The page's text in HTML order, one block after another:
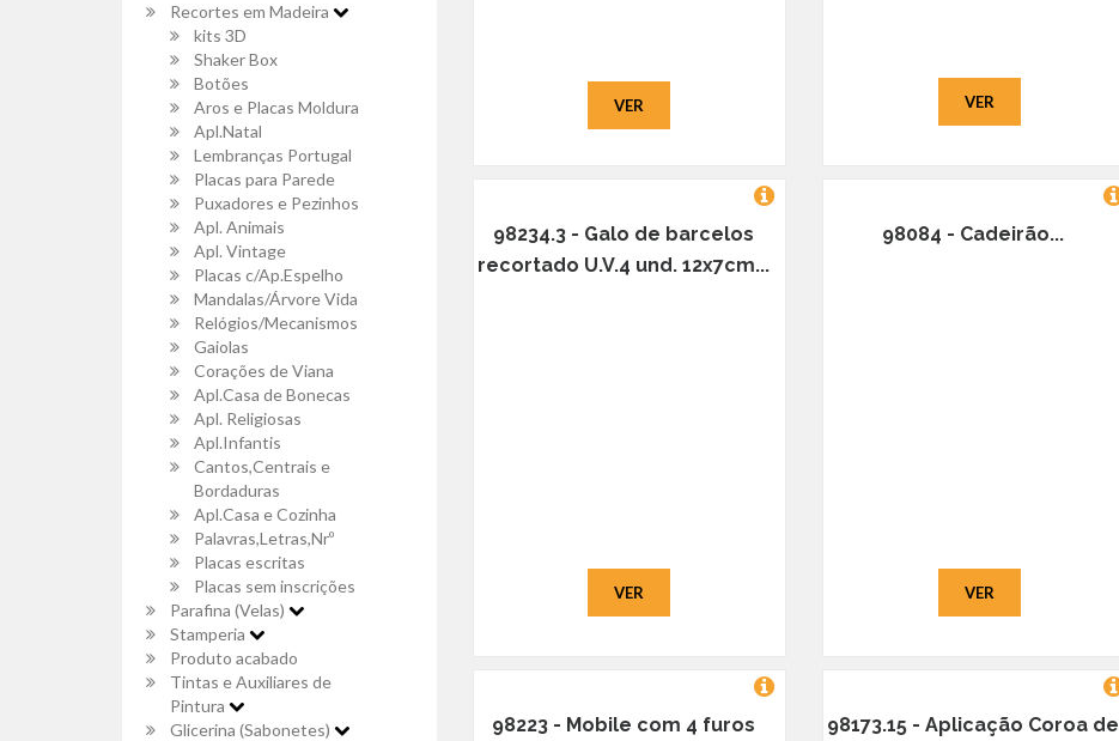
Recortes em Madeira
kits 3D
Shaker Box
Botões
Aros e Placas Moldura
Apl.Natal
Lembranças Portugal
Placas para Parede
Puxadores e Pezinhos
Apl. Animais
Apl. Vintage
Placas c/Ap.Espelho
Mandalas/Árvore Vida
Relógios/Mecanismos
Gaiolas
Corações de Viana
Apl.Casa de Bonecas
Apl. Religiosas
Apl.Infantis
Cantos,Centrais e
Bordaduras
Apl.Casa e Cozinha
Palavras,Letras,Nrº
Placas escritas
Placas sem inscrições
Parafina (Velas)
Stamperia
Produto acabado
Tintas e Auxiliares de
Pintura
Glicerina (Sabonetes)
VER VER
98234.3 - Galo de barcelos
recortado U.V.4 und. 12x7cm...
VER
98084 - Cadeirão...
VER
98223 - Mobile com 4 furos
98173.15 - Aplicação Coroa de